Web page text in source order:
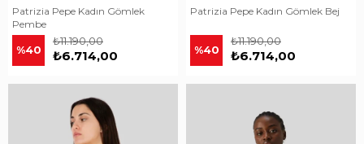
Patrizia Pepe Kadın Gömlek
Pembe
%40 ₺6.714,00
₺11.190,00
Patrizia Pepe Kadın Gömlek Bej
%40 ₺6.714,00
₺11.190,00